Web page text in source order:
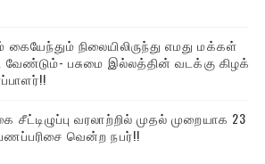
கையேந்தும் நிலையிலிருந்து எமது மக்கள்
வேண்டும்- பசுமை இல்லத்தின் வடக்கு கிழக்கு
சீட்டிழுப்பு வரலாற்றில் முதல் முறையாக 23
வென்ற நபர்!!